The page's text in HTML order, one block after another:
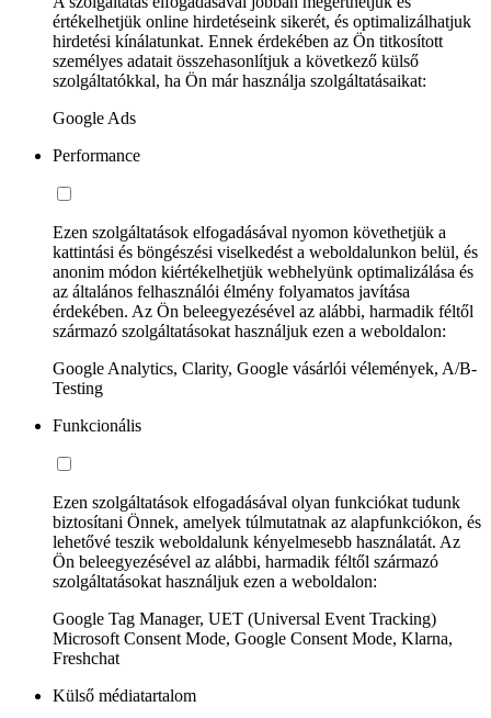
értékelhetjük online hirdetéseink sikerét, és optimalizálhatjuk
hirdetési kínálatunkat. Ennek érdekében az Ön titkosított
személyes adatait összehasonlítjuk a következő külső
szolgáltatókkal, ha Ön már használja szolgáltatásaikat:
Google Ads
Performance
Ezen szolgáltatások elfogadásával nyomon követhetjük a
kattintási és böngészési viselkedést a weboldalunkon belül, és
anonim módon kiértékelhetjük webhelyünk optimalizálása és
az általános felhasználói élmény folyamatos javítása
érdekében. Az Ön beleegyezésével az alábbi, harmadik féltől
származó szolgáltatásokat használjuk ezen a weboldalon:
Google Analytics, Clarity, Google vásárlói vélemények, A/B-
Testing
Funkcionális
Ezen szolgáltatások elfogadásával olyan funkciókat tudunk
biztosítani Önnek, amelyek túlmutatnak az alapfunkciókon, és
lehetővé teszik weboldalunk kényelmesebb használatát. Az
Ön beleegyezésével az alábbi, harmadik féltől származó
szolgáltatásokat használjuk ezen a weboldalon:
Google Tag Manager, UET (Universal Event Tracking)
Microsoft Consent Mode, Google Consent Mode, Klarna,
Freshchat
Külső médiatartalom